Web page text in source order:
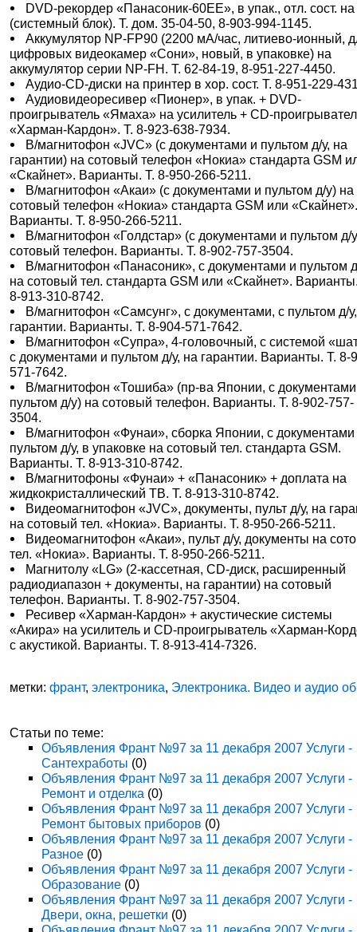
DVD-рекордер «Панасоник-60ЕЕ», в упак., отл. сост.
(системный блок). Т. дом. 35-04-50, 8-903-994-1145.
Аккумулятор NP-FP90 (2200 мА/час, литиево-ионный,
цифровых видеокамер «Сони», новый, в упаковке) на
аккумулятор серии NP-FH. Т. 62-84-19, 8-951-227-4450.
Аудио-CD-диски на принтер в хор. сост. Т. 8-951-229-
Аудиовидеоресивер «Пионер», в упак. + DVD-
проигрыватель «Ямаха» на усилитель + CD-
«Харман-Кардон». Т. 8-923-638-7934.
В/магнитофон «JVC» (с документами и пультом д/у, на
гарантии) на сотовый телефон «Нокиа» стандарта GSM
«Скайнет». Варианты. Т. 8-950-266-5211.
В/магнитофон «Акаи» (с документами и пультом д/у) на
сотовый телефон «Нокиа» стандарта GSM или
Варианты. Т. 8-950-266-5211.
В/магнитофон «Голдстар» (с документами и пультом д/
сотовый телефон. Варианты. Т. 8-902-757-3504.
В/магнитофон «Панасоник», с документами и пультом
на сотовый тел. стандарта GSM или «Скайнет».
8-913-310-8742.
В/магнитофон «Самсунг», с документами, с пультом д/
гарантии. Варианты. Т. 8-904-571-7642.
В/магнитофон «Супра», 4-головочный, с системой
с документами и пультом д/у, на гарантии. Варианты. Т. 8-
571-7642.
В/магнитофон «Тошиба» (пр-ва Японии, с
пультом д/у) на сотовый телефон. Варианты. Т. 8-902-757-
3504.
В/магнитофон «Фунаи», сборка Японии, с документами
пультом д/у, в упаковке на сотовый тел. стандарта GSM.
Варианты. Т. 8-913-310-8742.
В/магнитофоны «Фунаи» + «Панасоник» + доплата на
жидкокристаллический ТВ. Т. 8-913-310-8742.
Видеомагнитофон «JVC», документы, пульт д/у, на
на сотовый тел. «Нокиа». Варианты. Т. 8-950-266-5211.
Видеомагнитофон «Акаи», пульт д/у, документы на
тел. «Нокиа». Варианты. Т. 8-950-266-5211.
Магнитолу «LG» (2-кассетная, CD-диск, расширенный
радиодиапазон + документы, на гарантии) на сотовый
телефон. Варианты. Т. 8-902-757-3504.
Ресивер «Харман-Кардон» + акустические системы
«Акира» на усилитель и CD-проигрыватель «Харман-
с акустикой. Варианты. Т. 8-913-414-7326.
метки:франт,электроника, Электроника. Видео и аудио
Статьи по теме:
Объявления Франт №97 за 11 декабря 2007 Услуги -
Сантехработы (0)
Объявления Франт №97 за 11 декабря 2007 Услуги -
Ремонт и отделка (0)
Объявления Франт №97 за 11 декабря 2007 Услуги -
Ремонт бытовых приборов (0)
Объявления Франт №97 за 11 декабря 2007 Услуги -
Разное (0)
Объявления Франт №97 за 11 декабря 2007 Услуги -
Образование (0)
Объявления Франт №97 за 11 декабря 2007 Услуги -
Двери, окна, решетки (0)